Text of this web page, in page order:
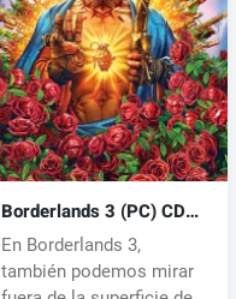
Borderlands 3 (PC) CD
key
En Borderlands 3,
también podemos mirar